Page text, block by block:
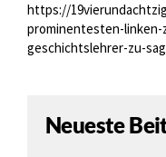
https://
prominentesten-
geschichtslehrer-zu-
Neueste